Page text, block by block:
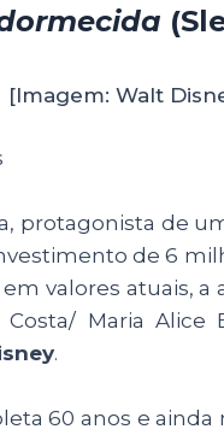
[Imagem: Walt
protagonista de
de 6
valores atuais, a
Maria
.
60 anos e ainda